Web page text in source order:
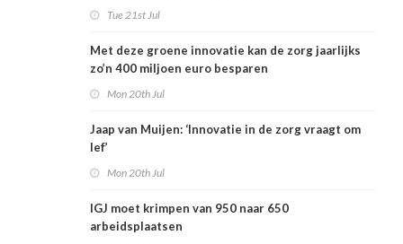
Tue 21st Jul
Met deze groene innovatie kan de zorg jaarlijks
zo’n 400 miljoen euro besparen
Mon 20th Jul
Jaap van Muijen: ‘Innovatie in de zorg vraagt om
lef’
Mon 20th Jul
IGJ moet krimpen van 950 naar 650
arbeidsplaatsen